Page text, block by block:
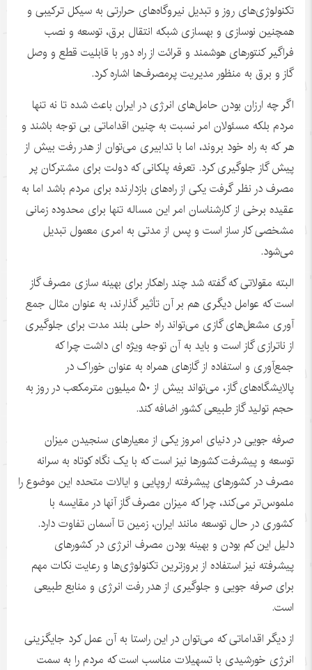
تکنولوژی‌های روز و تبدیل نیروگاه‌های حرارتی به سیکل ترکیبی و
همچنین نوسازی و بهسازی شبکه انتقال برق، توسعه و نصب
فراگیر کنتورهای هوشمند و قرائت از راه دور با قابلیت قطع و وصل
گاز و برق به منظور مدیریت پرمصرف‌ها اشاره کرد.
اگر چه ارزان بودن حامل‌های انرژی در ایران باعث شده تا نه تنها
مردم بلکه مسئولان امر نسبت به چنین اقداماتی بی توجه باشند و
هر که به راه خود بروند، اما با تدابیری می‌توان از هدر رفت بیش از
پیش گاز جلوگیری کرد. تعرفه پلکانی که دولت برای مشترکان پر
مصرف در نظر گرفت یکی از راه‌های بازدارنده برای مردم باشد اما به
عقیده برخی از کارشناسان امر این مساله تنها برای محدوده زمانی
مشخصی کار ساز است و پس از مدتی به امری معمول تبدیل
می‌شود.
البته مقولاتی که گفته شد چند راهکار برای بهینه سازی مصرف گاز
است که عوامل دیگری هم بر آن تأثیر گذارند، به عنوان مثال جمع
آوری مشعل‌های گازی می‌تواند راه حلیبلند مدت برای جلوگیری
از ناترازیگاز است و باید به آن توجه ویژه ای داشت چرا که
جمع‌آوری و استفاده از گازهای همراه به عنوان خوراک در
پالایشگاه‌های گاز، می‌تواند بیش از ۵۰ میلیون مترمکعب در روز به
حجم تولید گاز طبیعی کشور اضافه کند.
صرفه جوییدر دنیای امروز یکی از معیارهای سنجیدن میزان
توسعه و پیشرفت کشورها نیز است که با یک نگاه کوتاه به سرانه
مصرف در کشورهای پیشرفته اروپایی و ایالات متحده این موضوع را
ملموس‌تر می‌کند، چرا که میزان مصرف گاز آنها در مقایسه با
کشوری در حال توسعه مانند ایران، زمین تا آسمان تفاوت دارد.
دلیل این کم بودن و بهینه بودن مصرف انرژی در کشورهای
پیشرفته نیز استفاده از بروزترینتکنولوژی‌ها و رعایت نکات مهم
برای صرفه جوییو جلوگیری از هدر رفت انرژی و منابع طبیعی
است.
از دیگر اقداماتی که می‌توان در این راستا به آن عمل کرد جایگزینی
انرژی خورشیدی با تسهیلات مناسب است که مردم را به سمت